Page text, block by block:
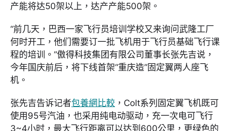
产能将达50架以上，达产产能500架。
“前几天，巴西一家飞行员培训学校又来询问武隆工厂
何时开工，他们需要订一批飞机用于飞行员基础飞行课
程的培训。”傲得科技集团有限公司董事长张先吉说，
今年国庆前后，将下线首架“重庆造”固定翼两人座飞
机。
张先吉告诉记者包養網比較 ，Colt系列固定翼飞机既可
使用95号汽油，也采用纯电动驱动，充一次电可飞行
3~4小时，最大飞行距离可以达到600公里，更绿色的